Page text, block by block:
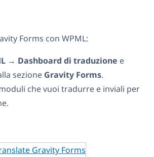
Forms con WPML:
→ Dashboard di traduzione e
sezione Gravity Forms.
che vuoi tradurre e inviali per